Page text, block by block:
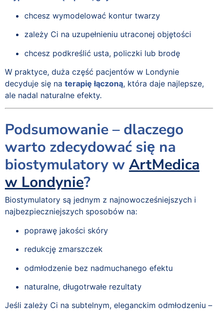
chcesz wymodelować kontur twarzy
zależy Ci na uzupełnieniu utraconej objętości
chcesz podkreślić usta, policzki lub brodę
W praktyce, duża część pacjentów w Londynie
decyduje się na terapię łączoną, która daje najlepsze,
ale nadal naturalne efekty.
Podsumowanie – dlaczego
warto zdecydować się na
biostymulatory wArtMedica
w Londynie?
Biostymulatory są jednym z najnowocześniejszych i
najbezpieczniejszych sposobów na:
poprawę jakości skóry
redukcję zmarszczek
odmłodzenie bez nadmuchanego efektu
naturalne, długotrwałe rezultaty
Jeśli zależy Ci na subtelnym, eleganckim odmłodzeniu –